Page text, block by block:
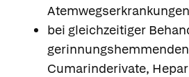
Atemwegserkrankungen
bei gleichzeitiger
Cumarinderivate,